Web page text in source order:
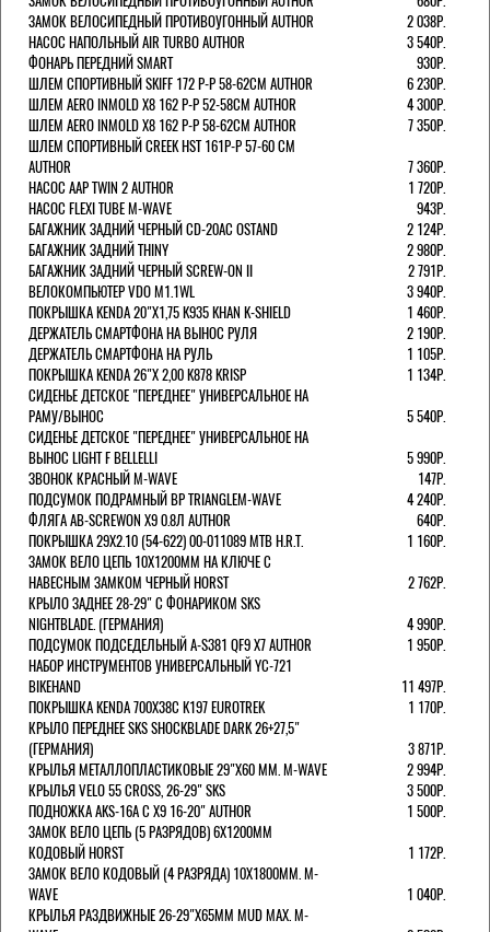
ЗАМОК ВЕЛОСИПЕДНЫЙ ПРОТИВОУГОННЫЙ AUTHOR
2 038Р.
НАСОС НАПОЛЬНЫЙ AIR TURBO AUTHOR
3 540Р.
ФОНАРЬ ПЕРЕДНИЙ SMART
930Р.
ШЛЕМ СПОРТИВНЫЙ SKIFF 172 Р-Р 58-62СМ AUTHOR
6 230Р.
ШЛЕМ AERO INMOLD X8 162 Р-Р 52-58СМ AUTHOR
4 300Р.
ШЛЕМ AERO INMOLD X8 162 Р-Р 58-62СМ AUTHOR
7 350Р.
ШЛЕМ СПОРТИВНЫЙ CREEK HST 161Р-Р 57-60 СМ
AUTHOR
7 360Р.
НАСОС AAP TWIN 2 AUTHOR
1 720Р.
НАСОС FLEXI TUBE M-WAVE
943Р.
БАГАЖНИК ЗАДНИЙ ЧЕРНЫЙ СD-20AC OSTAND
2 124Р.
БАГАЖНИК ЗАДНИЙ THINY
2 980Р.
БАГАЖНИК ЗАДНИЙ ЧЕРНЫЙ SCREW-ON II
2 791Р.
ВЕЛОКОМПЬЮТЕР VDO M1.1WL
3 940Р.
ПОКРЫШКА KENDA 20"Х1,75 K935 KHAN K-SHIELD
1 460Р.
ДЕРЖАТЕЛЬ СМАРТФОНА НА ВЫНОС РУЛЯ
2 190Р.
ДЕРЖАТЕЛЬ СМАРТФОНА НА РУЛЬ
1 105Р.
ПОКРЫШКА KENDA 26"Х 2,00 K878 KRISP
1 134Р.
СИДЕНЬЕ ДЕТСКОЕ "ПЕРЕДНЕЕ" УНИВЕРСАЛЬНОЕ НА
РАМУ/ВЫНОС
5 540Р.
СИДЕНЬЕ ДЕТСКОЕ "ПЕРЕДНЕЕ" УНИВЕРСАЛЬНОЕ НА
ВЫНОС LIGHT F BELLELLI
5 990Р.
ЗВОНОК КРАСНЫЙ M-WAVE
147Р.
ПОДСУМОК ПОДРАМНЫЙ BP TRIANGLEM-WAVE
4 240Р.
ФЛЯГА AB-SCREWON X9 0.8Л AUTHOR
640Р.
ПОКРЫШКА 29X2.10 (54-622) 00-011089 MTB H.R.T.
1 160Р.
ЗАМОК ВЕЛО ЦЕПЬ 10Х1200ММ НА КЛЮЧЕ С
НАВЕСНЫМ ЗАМКОМ ЧЕРНЫЙ HORST
2 762Р.
КРЫЛО ЗАДНЕЕ 28-29" С ФОНАРИКОМ SKS
NIGHTBLADE. (ГЕРМАНИЯ)
4 990Р.
ПОДСУМОК ПОДСЕДЕЛЬНЫЙ A-S381 QF9 X7 AUTHOR
1 950Р.
НАБОР ИНСТРУМЕНТОВ УНИВЕРСАЛЬНЫЙ YC-721
BIKEHAND
11 497Р.
ПОКРЫШКА KENDA 700Х38С K197 EUROTREK
1 170Р.
КРЫЛО ПЕРЕДНЕЕ SKS SHOCKBLADE DARK 26+27,5"
(ГЕРМАНИЯ)
3 871Р.
КРЫЛЬЯ МЕТАЛЛОПЛАСТИКОВЫЕ 29"Х60 ММ. M-WAVE
2 994Р.
КРЫЛЬЯ VELO 55 CROSS, 26-29" SKS
3 500Р.
ПОДНОЖКА AKS-16A C X9 16-20" AUTHOR
1 500Р.
ЗАМОК ВЕЛО ЦЕПЬ (5 РАЗРЯДОВ) 6Х1200ММ
КОДОВЫЙ HORST
1 172Р.
ЗАМОК ВЕЛО КОДОВЫЙ (4 РАЗРЯДА) 10Х1800ММ. M-
WAVE
1 040Р.
КРЫЛЬЯ РАЗДВИЖНЫЕ 26-29"Х65ММ MUD MAX. M-